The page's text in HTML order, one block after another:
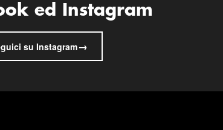
ed Instagram
su Instagram→